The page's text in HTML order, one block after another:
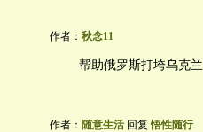
作者： 秋念11
帮助俄罗斯打垮乌克兰
作者： 随意生活 回复悟性随行